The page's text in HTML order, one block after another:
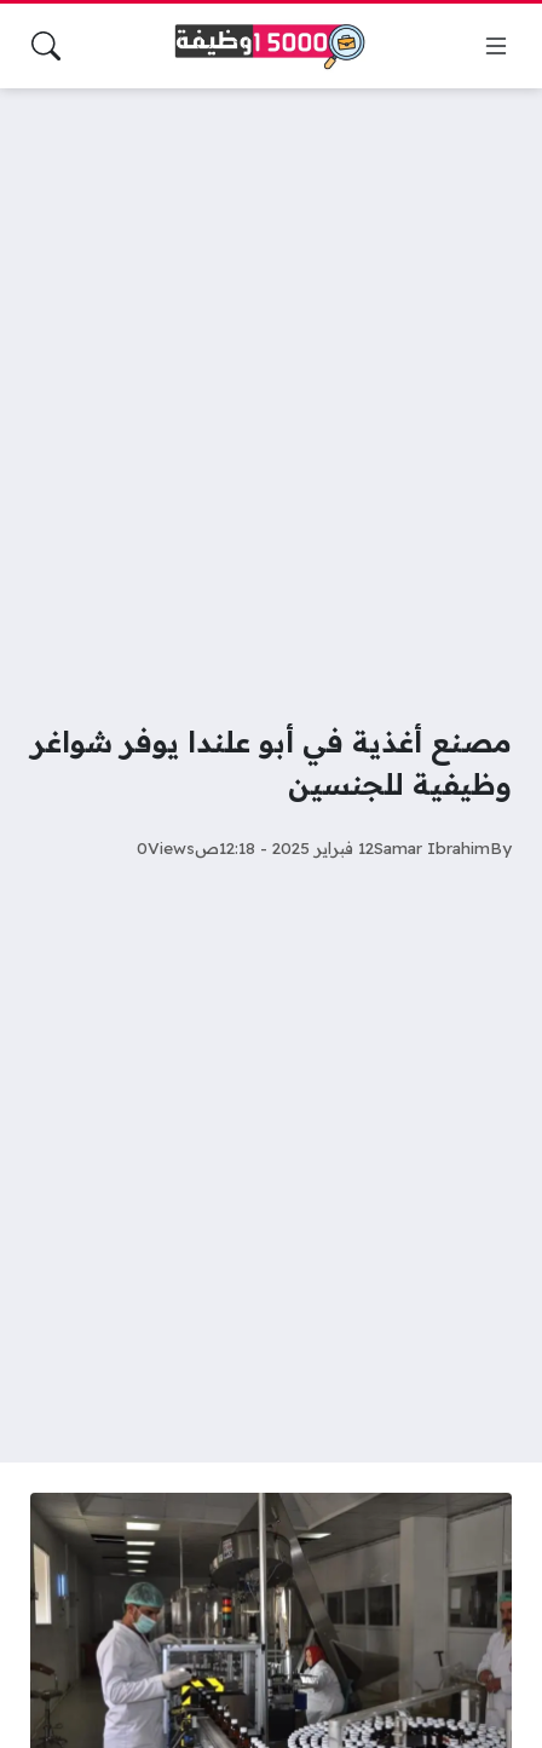
مصنع أغذية في أبو علندا يوفر شواغر
وظيفية للجنسين
By
Samar Ibrahim12 فبراير 2025 - 12:18ص Views
0